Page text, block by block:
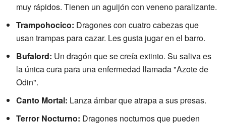
muy rápidos. Tienen un aguijón con veneno paralizante.
Trampohocico: Dragones con cuatro cabezas que
usan trampas para cazar. Les gusta jugar en el barro.
Bufalord: Un dragón que se creía extinto. Su saliva es
la única cura para una enfermedad llamada "Azote de
Odin".
Canto Mortal: Lanza ámbar que atrapa a sus presas.
Terror Nocturno: Dragones nocturnos que pueden